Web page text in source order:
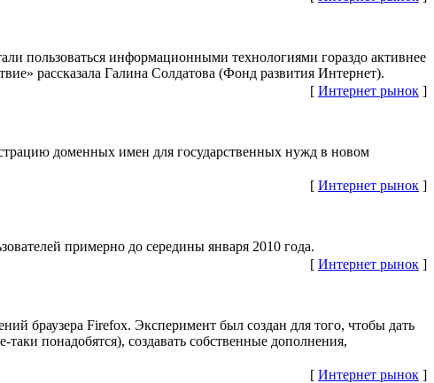
пользоваться информационными технологиями гораздо активнее
рассказала Галина Солдатова (Фонд развития Интернет).
[ Интернет рынок ]
доменных имен для государственных нужд в новом
[ Интернет рынок ]
примерно до середины января 2010 года.
[ Интернет рынок ]
браузера Firefox. Эксперимент был создан для того, чтобы дать
понадобятся), создавать собственные дополнения,
[ Интернет рынок ]